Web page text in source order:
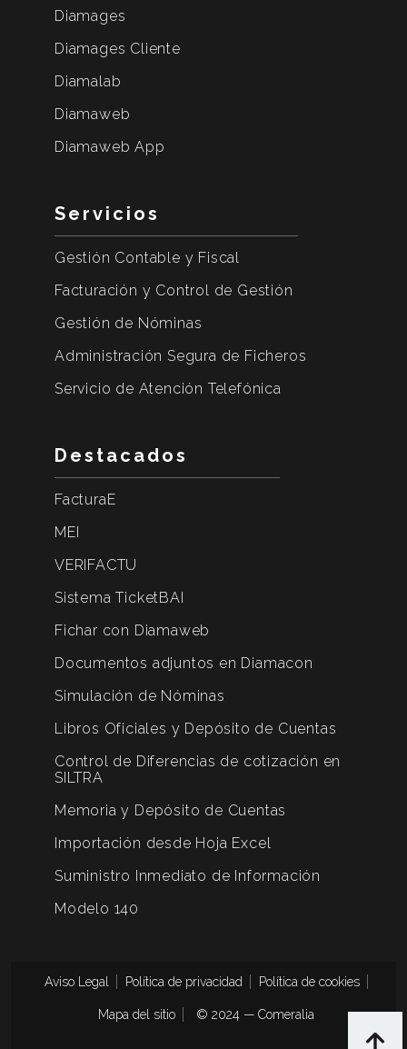
Diamages
Diamages Cliente
Diamalab
Diamaweb
Diamaweb App
Servicios
Gestión Contable y Fiscal
Facturación y Control de Gestión
Gestión de Nóminas
Administración Segura de Ficheros
Servicio de Atención Telefónica
Destacados
FacturaE
MEI
VERIFACTU
Sistema TicketBAI
Fichar con Diamaweb
Documentos adjuntos en Diamacon
Simulación de Nóminas
Libros Oficiales y Depósito de Cuentas
Control de Diferencias de cotización en
SILTRA
Memoria y Depósito de Cuentas
Importación desde Hoja Excel
Suministro Inmediato de Información
Modelo 140
Aviso Legal Política de privacidad Política de cookies
Mapa del sitio © 2024 — Comeralia